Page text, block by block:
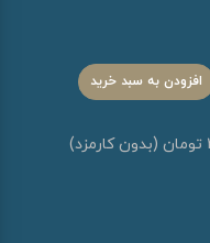
افزودن به سبد خرید